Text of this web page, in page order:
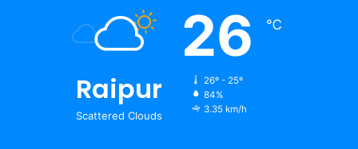
Raipur
Scattered Clouds
26 ℃
26º - 25º
84%
3.35 km/h